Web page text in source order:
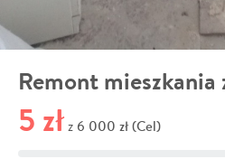
Remont
5 zł z 6 000 zł (Cel)